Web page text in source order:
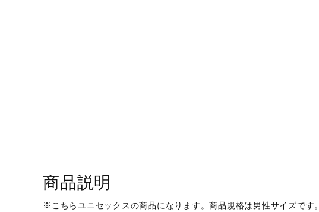
メディカル
商品説明
※こちらユニセックスの商品になります。商品規格は男性サイズです。